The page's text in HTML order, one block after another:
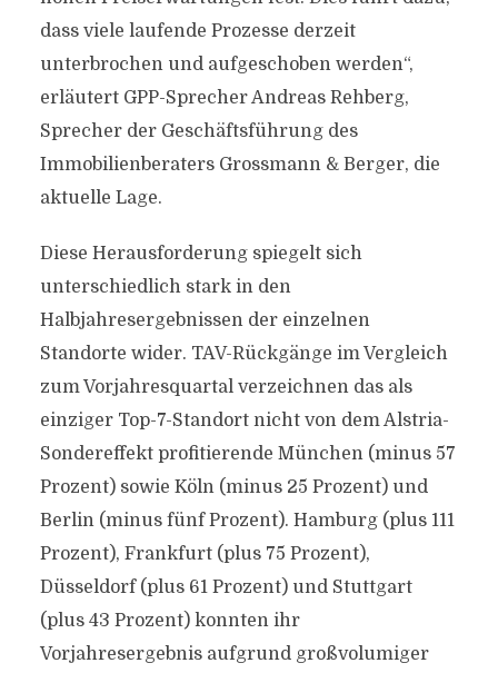
dass viele laufende Prozesse derzeit
unterbrochen und aufgeschoben werden“,
erläutert GPP-Sprecher Andreas Rehberg,
Sprecher der Geschäftsführung des
Immobilienberaters Grossmann & Berger, die
aktuelle Lage.
Diese Herausforderung spiegelt sich
unterschiedlich stark in den
Halbjahresergebnissen der einzelnen
Standorte wider. TAV-Rückgänge im Vergleich
zum Vorjahresquartal verzeichnen das als
einziger Top-7-Standort nicht von dem Alstria-
Sondereffekt profitierende München (minus 57
Prozent) sowie Köln (minus 25 Prozent) und
Berlin (minus fünf Prozent). Hamburg (plus 111
Prozent), Frankfurt (plus 75 Prozent),
Düsseldorf (plus 61 Prozent) und Stuttgart
(plus 43 Prozent) konnten ihr
Vorjahresergebnis aufgrund großvolumiger